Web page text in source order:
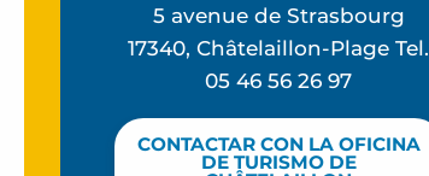
5 avenue de Strasbourg
17340, Châtelaillon-Plage Tel.
05 46 56 26 97
CONTACTAR CON LA OFICINA
DE TURISMO DE